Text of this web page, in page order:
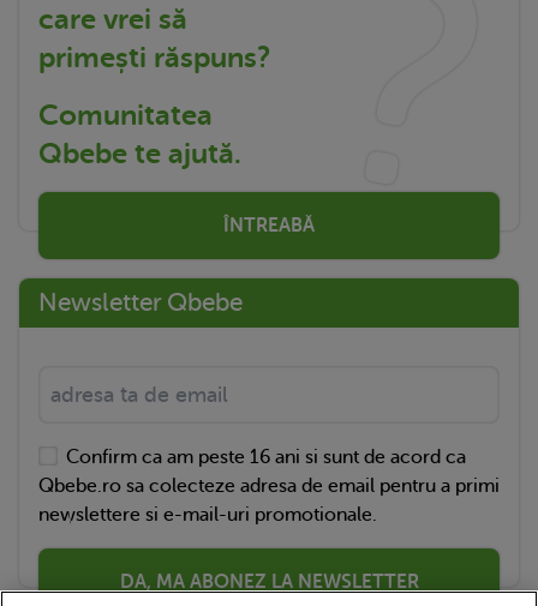
care vrei să
primești răspuns?
Comunitatea
Qbebe te ajută.
ÎNTREABĂ
Newsletter Qbebe
Confirm ca am peste 16 ani si sunt de acord ca
Qbebe.ro sa colecteze adresa de email pentru a primi
newslettere si e-mail-uri promotionale.
DA, MA ABONEZ LA NEWSLETTER